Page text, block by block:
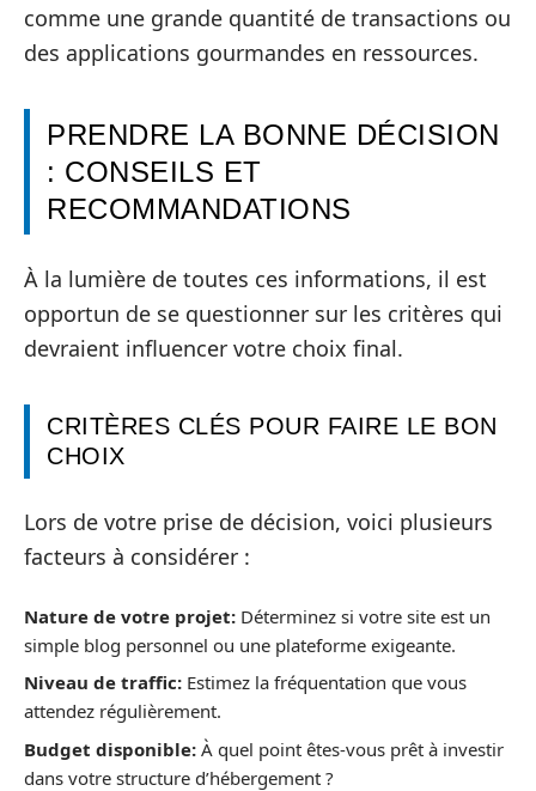
comme une grande quantité de transactions ou
des applications gourmandes en ressources.
PRENDRE LA BONNE DÉCISION
: CONSEILS ET
RECOMMANDATIONS
À la lumière de toutes ces informations, il est
opportun de se questionner sur les critères qui
devraient influencer votre choix final.
CRITÈRES CLÉS POUR FAIRE LE BON
CHOIX
Lors de votre prise de décision, voici plusieurs
facteurs à considérer :
Nature de votre projet: Déterminez si votre site est un
simple blog personnel ou une plateforme exigeante.
Niveau de traffic: Estimez la fréquentation que vous
attendez régulièrement.
Budget disponible: À quel point êtes-vous prêt à investir
dans votre structure d’hébergement ?